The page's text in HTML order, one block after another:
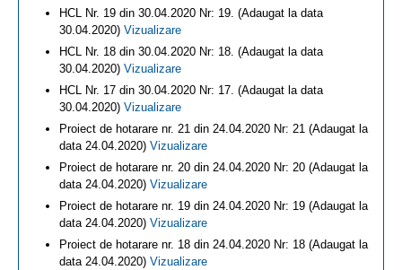
HCL Nr. 19 din 30.04.2020 Nr: 19. (Adaugat la data
30.04.2020) Vizualizare
HCL Nr. 18 din 30.04.2020 Nr: 18. (Adaugat la data
30.04.2020) Vizualizare
HCL Nr. 17 din 30.04.2020 Nr: 17. (Adaugat la data
30.04.2020) Vizualizare
Proiect de hotarare nr. 21 din 24.04.2020 Nr: 21 (Adaugat la
data 24.04.2020) Vizualizare
Proiect de hotarare nr. 20 din 24.04.2020 Nr: 20 (Adaugat la
data 24.04.2020) Vizualizare
Proiect de hotarare nr. 19 din 24.04.2020 Nr: 19 (Adaugat la
data 24.04.2020) Vizualizare
Proiect de hotarare nr. 18 din 24.04.2020 Nr: 18 (Adaugat la
data 24.04.2020) Vizualizare